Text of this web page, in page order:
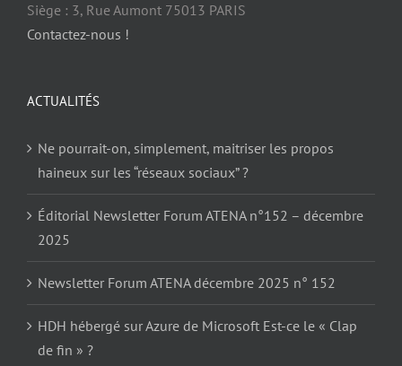
Siège : 3, Rue Aumont 75013 PARIS
Contactez-nous !
ACTUALITÉS
Ne pourrait-on, simplement, maitriser les propos
haineux sur les “réseaux sociaux” ?
Éditorial Newsletter Forum ATENA n°152 – décembre
2025
Newsletter Forum ATENA décembre 2025 n° 152
HDH hébergé sur Azure de Microsoft Est-ce le « Clap
de fin » ?